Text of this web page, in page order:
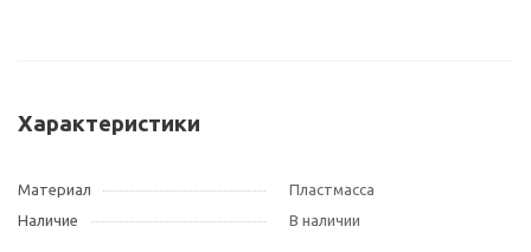
Характеристики
Материал
Пластмасса
Наличие
В наличии